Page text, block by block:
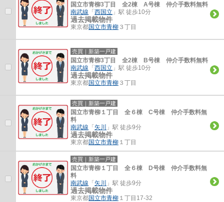
国立市青柳3丁目 全2棟 A号棟 仲介手数料無料
南武線 「 西国立 」駅 徒歩10分
過去掲載物件
東京都国立市青柳 ３丁目
売買｜新築一戸建
国立市青柳3丁目 全2棟 B号棟 仲介手数料無料
南武線 「 西国立 」駅 徒歩10分
過去掲載物件
東京都国立市青柳 ３丁目
売買｜新築一戸建
国立市青柳１丁目 全６棟 C号棟 仲介手数料無
料
南武線 「 矢川 」駅 徒歩9分
過去掲載物件
東京都国立市青柳 １丁目
売買｜新築一戸建
国立市青柳１丁目 全６棟 D号棟 仲介手数料無
料
南武線 「 矢川 」駅 徒歩9分
過去掲載物件
東京都国立市青柳 １丁目17-32